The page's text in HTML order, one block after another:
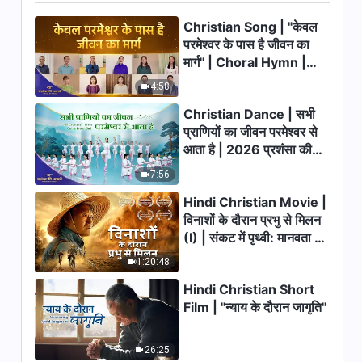
5:01
आस्था
4:47
Hindi Christian Song | मार्ग के
अंतिम चरण में सही ढंग से कैसे चलें
5:16
Hindi Christian Song | हर दिन
जो तुम अभी जीते हो, निर्णायक है
Hindi Christian Song | परमेश्वर
का न्याय उसकी धार्मिकता और पवित्रता को
प्रकट करता है
Hindi Christian Song | परमेश्वर
के कोप का प्रतीक
4:58
Christian Song | "केवल
परमेश्वर के पास है जीवन का
मार्ग" | Choral Hymn |
7:56
Christian Dance | सभी
प्राणियों का जीवन परमेश्वर से
आता है | 2026 प्रशंसा की
1:20:48
Hindi Christian Movie |
विनाशों के दौरान प्रभु से मिलन
(I) | संकट में पृथ्वी: मानवता का
26:25
Hindi Christian Short
Film | "न्याय के दौरान जागृति"